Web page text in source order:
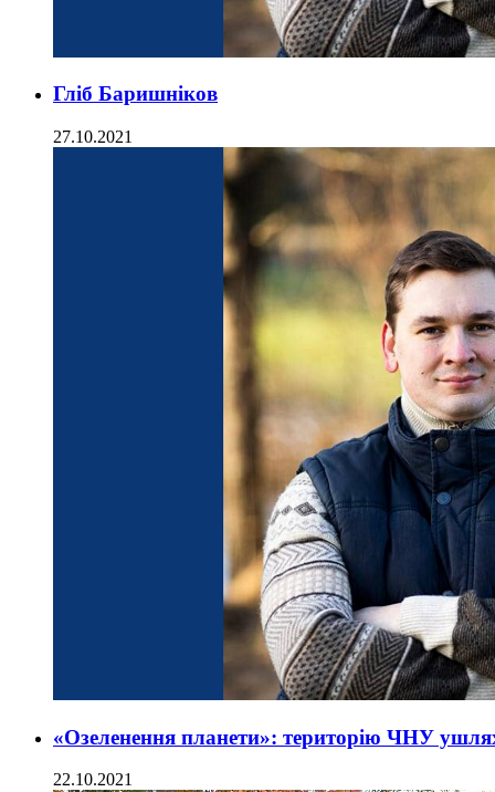
Гліб Баришніков
27.10.2021
«Озеленення планети»: територію ЧНУ
22.10.2021